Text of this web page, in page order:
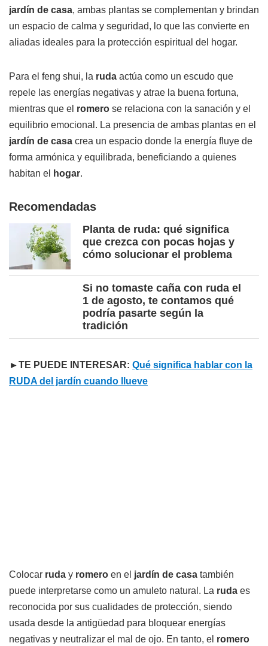
jardín de casa, ambas plantas se complementan y brindan
un espacio de calma y seguridad, lo que las convierte en
aliadas ideales para la protección espiritual del hogar.
Para el feng shui, la ruda actúa como un escudo que
repele las energías negativas y atrae la buena fortuna,
mientras que el romero se relaciona con la sanación y el
equilibrio emocional. La presencia de ambas plantas en el
jardín de casa crea un espacio donde la energía fluye de
forma armónica y equilibrada, beneficiando a quienes
habitan el
hogar.
Recomendadas
Planta de ruda: qué significa
que crezca con pocas hojas y
cómo solucionar el problema
Si no tomaste caña con ruda el
1 de agosto, te contamos qué
podría pasarte según la
tradición
►TE PUEDE INTERESAR: Qué significa hablar con la
RUDA del jardín cuando llueve
Colocar ruda y romero en el jardín de casa también
puede interpretarse como un amuleto natural. La ruda es
reconocida por sus cualidades de protección, siendo
usada desde la antigüedad para bloquear energías
negativas y neutralizar el mal de ojo. En tanto, el romero